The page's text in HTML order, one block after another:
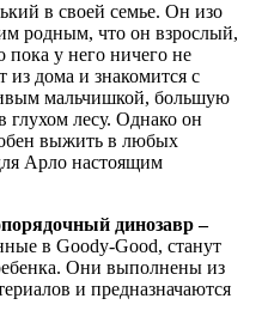
в своей семье. Он изо
родным, что он взрослый,
пока у него ничего не
дома и знакомится с
мальчишкой, большую
лесу. Однако он
выжить в любых
Арло настоящим
динозавр –
в Goody-Good, станут
Они выполнены из
и предназначаются